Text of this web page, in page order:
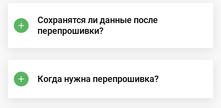
Сохранятся ли данные после
перепрошивки?
Когда нужна перепрошивка?